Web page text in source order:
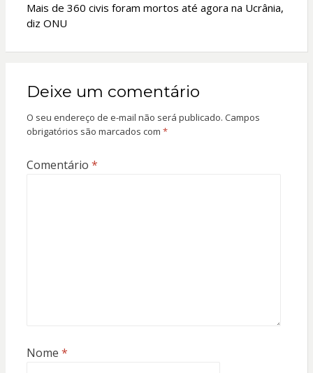
Mais de 360 civis foram mortos até agora na Ucrânia,
diz ONU
Deixe um comentário
O seu endereço de e-mail não será publicado. Campos
obrigatórios são marcados com *
Comentário *
Nome *